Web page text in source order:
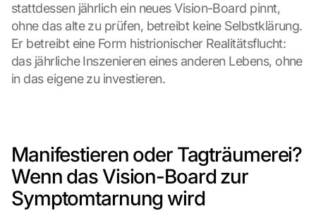
stattdessen jährlich ein neues Vision-Board pinnt,
ohne das alte zu prüfen, betreibt keine Selbstklärung.
Er betreibt eine Form histrionischer Realitätsflucht:
das jährliche Inszenieren eines anderen Lebens, ohne
in das eigene zu investieren.
Manifestieren oder Tagträumerei?
Wenn das Vision-Board zur
Symptomtarnung wird